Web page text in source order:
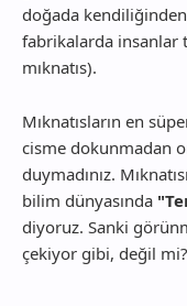
doğada
fabrikalarda insanlar
mıknatıs).
Mıknatısların en
cisme dokunmadan
duymadınız.
bilim dünyasında
diyoruz. Sanki
çekiyor gibi, değil mi?